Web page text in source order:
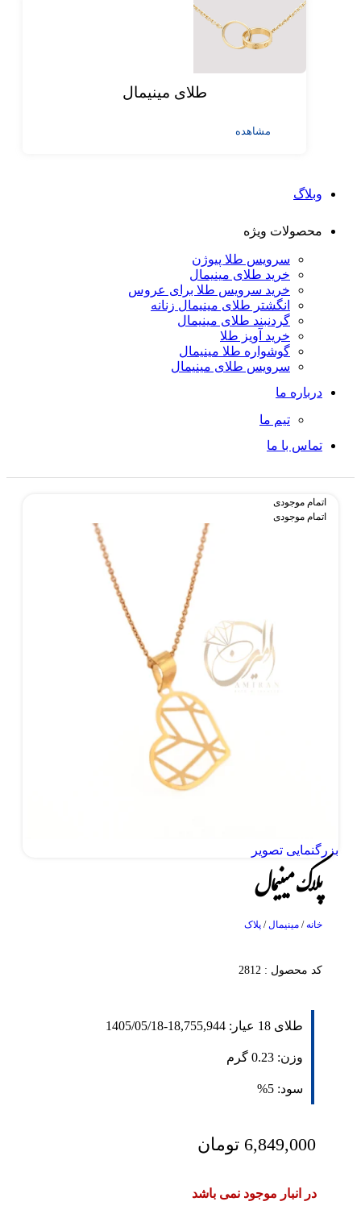
طلای مینیمال
مشاهده
وبلاگ
محصولات ویژه
سرویس طلا پیوژن
خرید طلای مینیمال
خرید سرویس طلا برای عروس
انگشتر طلای مینیمال زنانه
گردنبند طلای مینیمال
خرید آویز طلا
گوشواره طلا مینیمال
سرویس طلای مینیمال
درباره ما
تیم ما
تماس با ما
اتمام موجودی
اتمام موجودی
بزرگنمایی تصویر
پلاک مینیمال
خانه/ مینیمال/ پلاک
کد محصول : 2812
طلای 18 عیار: 18,755,944
-
1405/05/18
وزن: 0.23 گرم
سود: 5%
6,849,000 تومان
در انبار موجود نمی باشد